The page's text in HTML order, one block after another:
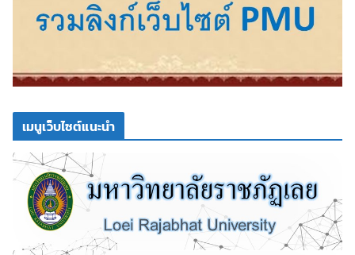
เมนูเว็บไซต์แนะนำ